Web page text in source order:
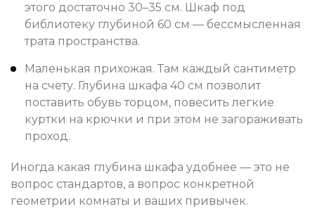
этого достаточно 30–35 см. Шкаф под
библиотеку глубиной 60 см — бессмысленная
трата пространства.
Маленькая прихожая. Там каждый сантиметр
на счету. Глубина шкафа 40 см позволит
поставить обувь торцом, повесить легкие
куртки на крючки и при этом не загораживать
проход.
Иногда какая глубина шкафа удобнее — это не
вопрос стандартов, а вопрос конкретной
геометрии комнаты и ваших привычек.